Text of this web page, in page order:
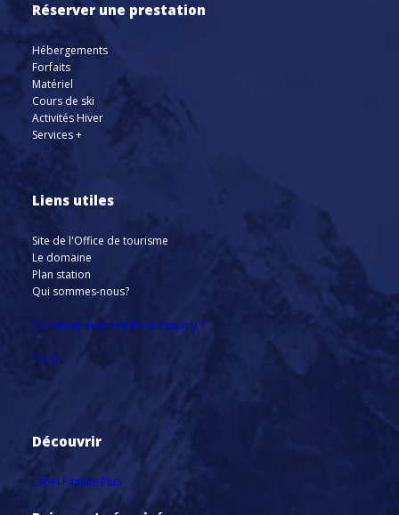
Réserver une prestation
Hébergements
Forfaits
Matériel
Cours de ski
Activités Hiver
Services +
Liens utiles
Site de l'Office de tourisme
Le domaine
Plan station
Qui sommes-nous?
Comment vous rendre à Vaujany ?
F.A.Q.
Découvrir
Label Famille Plus